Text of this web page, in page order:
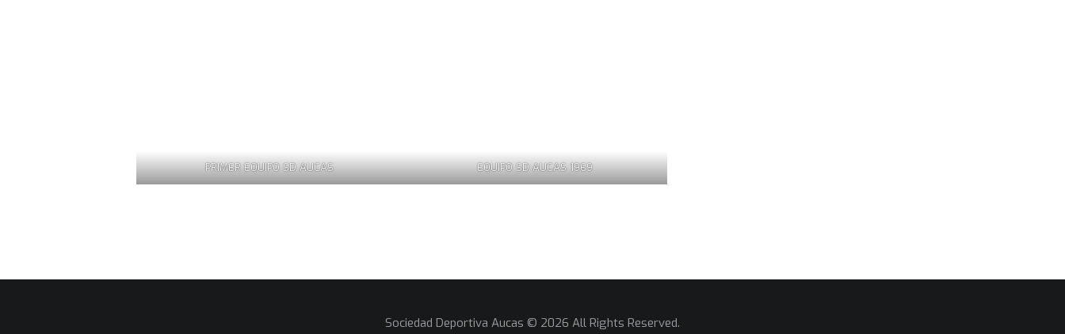
PRIMER EQUIPO SD AUCAS EQUIPO SD AUCAS 1969
Sociedad Deportiva Aucas © 2026 All Rights Reserved.